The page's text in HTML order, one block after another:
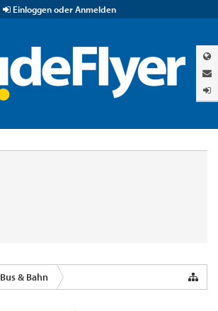
Einloggen oder Anmelden
Bus & Bahn